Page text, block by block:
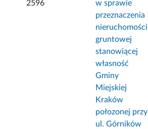
2596
w sprawie
przeznaczenia
nieruchomości
gruntowej
stanowiącej
własność
Gminy
Miejskiej
Kraków
połozonej przy
ul. Górników